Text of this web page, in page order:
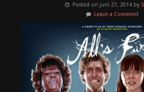
Posted on juni 27, 2014 by
Leave a Comment